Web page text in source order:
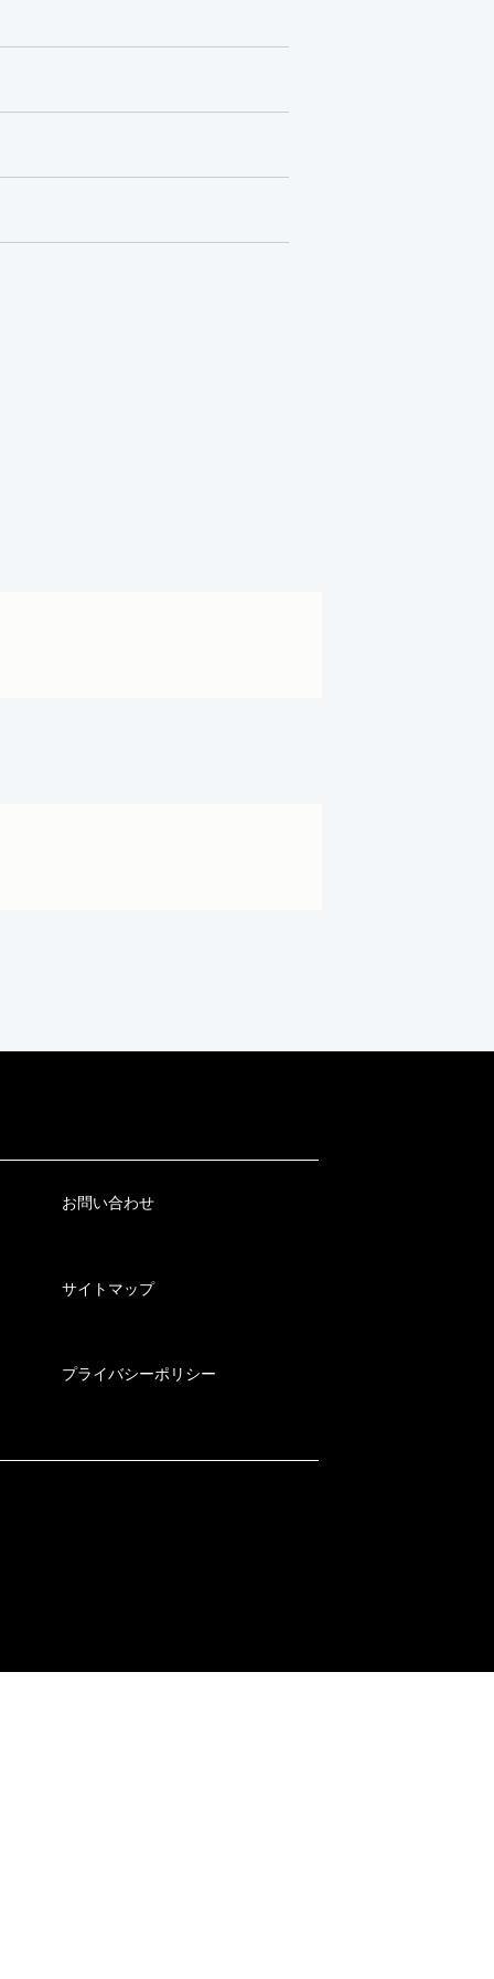
お問い合わせ
サイトマップ
プライバシーポリシー